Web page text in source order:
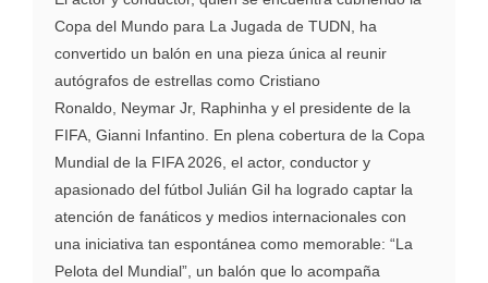
Copa del Mundo para La Jugada de TUDN, ha
convertido un balón en una pieza única al reunir
autógrafos de estrellas como Cristiano
Ronaldo, Neymar Jr, Raphinha y el presidente de la
FIFA, Gianni Infantino. En plena cobertura de la Copa
Mundial de la FIFA 2026, el actor, conductor y
apasionado del fútbol Julián Gil ha logrado captar la
atención de fanáticos y medios internacionales con
una iniciativa tan espontánea como memorable: “La
Pelota del Mundial”, un balón que lo acompaña